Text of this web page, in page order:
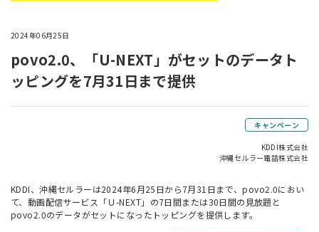
2024年06月25日
povo2.0、「U-NEXT」がセットのデータト
ッピングを7月31日まで提供
キャンペーン
KDDI株式会社
沖縄セルラー電話株式会社
KDDI、沖縄セルラーは2024年6月25日から7月31日まで、povo2.0におい
て、動画配信サービス「Ｕ-NEXT」の7日間または30日間の見放題と
povo2.0のデータがセットになったトッピングを提供します。